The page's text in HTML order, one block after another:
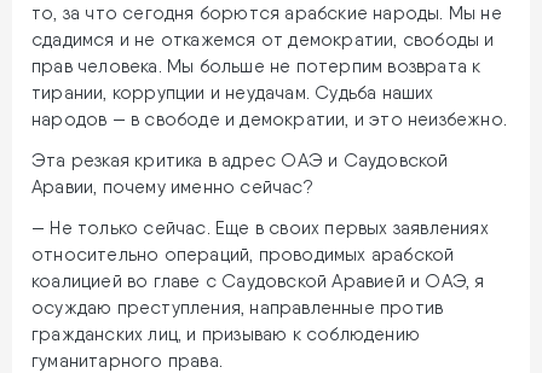
то, за что сегодня борются арабские народы. Мы не
сдадимся и не откажемся от демократии, свободы и
прав человека. Мы больше не потерпим возврата к
тирании, коррупции и неудачам. Судьба наших
народов — в свободе и демократии, и это неизбежно.
Эта резкая критика в адрес ОАЭ и Саудовской
Аравии, почему именно сейчас?
— Не только сейчас. Еще в своих первых заявлениях
относительно операций, проводимых арабской
коалицией во главе с Саудовской Аравией и ОАЭ, я
осуждаю преступления, направленные против
гражданских лиц, и призываю к соблюдению
гуманитарного права.